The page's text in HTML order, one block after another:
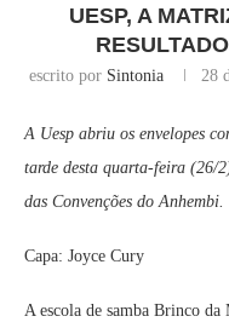
UESP, A
escrito por Sintonia 28
A Uesp abriu os envelopes
tarde desta quarta-feira
das Convenções do Anhembi.
Capa: Joyce Cury
A escola de samba Brinco